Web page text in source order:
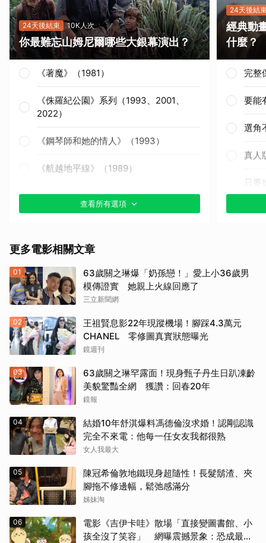
24天後結束 10K人次
你最難忘山姆尼爾哪些大銀幕演出？
《著魔》（1981）
《侏羅紀公園》系列（1993、2001、
2022）
《鋼琴師和她的情人》（1993）
《航越地平線》（1989）
《獵殺紅色十月》（1990）
《撕裂地平線》（1997）
《變人》（1999）
《鋼鐵墳墓》（2013）
《震盪效應》(2015)
《網住愛情》（2004）
其他（歡迎貼文分享）
查看所有選項
24天後結
經典動
什麼？
完整
要能
選角
真人
只要
更多電影相關文章
01
63歲關之琳爆「奶孫戀！」愛上小36歲男
模傳證實 她親上火線回應了
三立新聞網
02
王祖賢息影22年現蹤機場！腳踩4.3萬元
CHANEL 零修圖真實狀態曝光
鏡週刊
03
63歲關之琳罕露面！現身甄子丹生日趴凍齡
美貌驚豔全網 獲讚：回春20年
鏡報
04
結婚10年舒淇爆料馮德倫沒求婚！認剛認識
完全不來電：他每一任女友我都很熟
女人我最大
05
陳冠希倫敦地鐵現身超隨性！長髮鬍渣、夾
腳拖不修邊幅，鬆弛感滿分
姊妹淘
06
電影《吉伊卡哇》散場「直接變圖書館、小
孩全沒了笑容」 網曝震撼景象：恐成最新